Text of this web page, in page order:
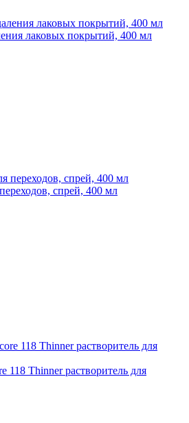
лаковых покрытий, 400 мл
спрей, 400 мл
118 Thinner растворитель для